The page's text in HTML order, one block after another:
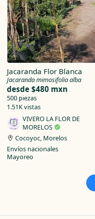
Jacaranda Flor Blanca
Jacaranda mimosifolia alba
desde $480 mxn
500 piezas
1.51K vistas
VIVERO LA FLOR DE
MORELOS
Cocoyoc, Morelos
Envíos nacionales
Mayoreo